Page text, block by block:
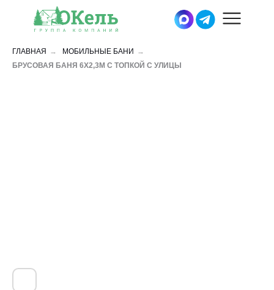
ГЛАВНАЯ → МОБИЛЬНЫЕ БАНИ
→
БРУСОВАЯ БАНЯ 6Х2,3М С ТОПКОЙ С УЛИЦЫ